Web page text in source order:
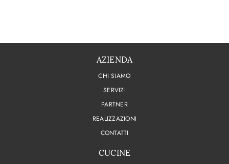
AZIENDA
CHI SIAMO
SERVIZI
PARTNER
REALIZZAZIONI
CONTATTI
CUCINE